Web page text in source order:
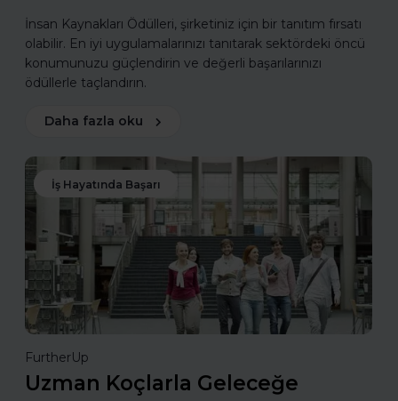
İnsan Kaynakları Ödülleri, şirketiniz için bir tanıtım fırsatı
olabilir. En iyi uygulamalarınızı tanıtarak sektördeki öncü
konumunuzu güçlendirin ve değerli başarılarınızı
ödüllerle taçlandırın.
Daha fazla oku
İş Hayatında Başarı
FurtherUp
Uzman Koçlarla Geleceğe